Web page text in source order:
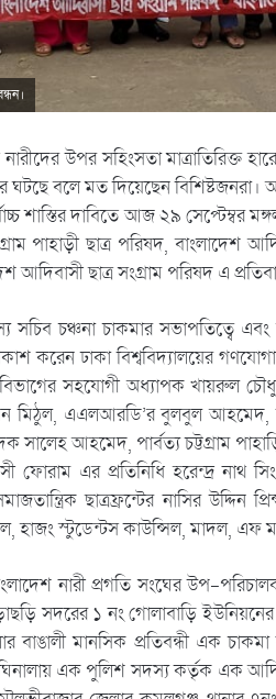
উপর সহিংসতা মাত্রাতিরিক্ত
ঘটছে বলে মত দিয়েছেন
শাস্তির দাবিতে আজ ২৯ সেপ্টেম্বর
পাহাড়ী ছাত্র পরিষদ, বাংলাদেশ
আদিবাসী ছাত্র সংগ্রাম পরিষদ এ
সচিব চঞ্চনা চাকমার সভাপতিত্বে
করেন ঢাকা বিশ্ববিদ্যালয়ের
সহযোগী অধ্যাপক খায়রুল
মিঠুল, এএলআরডি’র বুলবুল আহমেদ,
আহমেদ, পার্বত্য চট্টগ্রাম
ফোরাম এর প্রতিনিধি হরেন্দ্র নাথ
ছাত্রফ্রন্টের নাসির উদ্দিন
হাজং স্টুডেন্টস কাউন্সিল, মাদল, এফ
নারী প্রগতি সংঘের উপ-
সদরের ১ নং গোলাবাড়ি
বাঙালী মানসিক প্রতিবন্ধী এক
এক পুলিশ সদস্য কর্তৃক এক